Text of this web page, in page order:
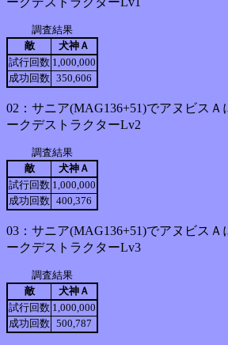
調査結果
敵
犬神Ａ
試行回数 1,000,000
成功回数 350,606
02：サニア(MAG136+51)でアヌビスＡ
ークデストラクターLv2
調査結果
敵
犬神Ａ
試行回数 1,000,000
成功回数 400,376
03：サニア(MAG136+51)でアヌビスＡ
ークデストラクターLv3
調査結果
敵
犬神Ａ
試行回数 1,000,000
成功回数 500,787